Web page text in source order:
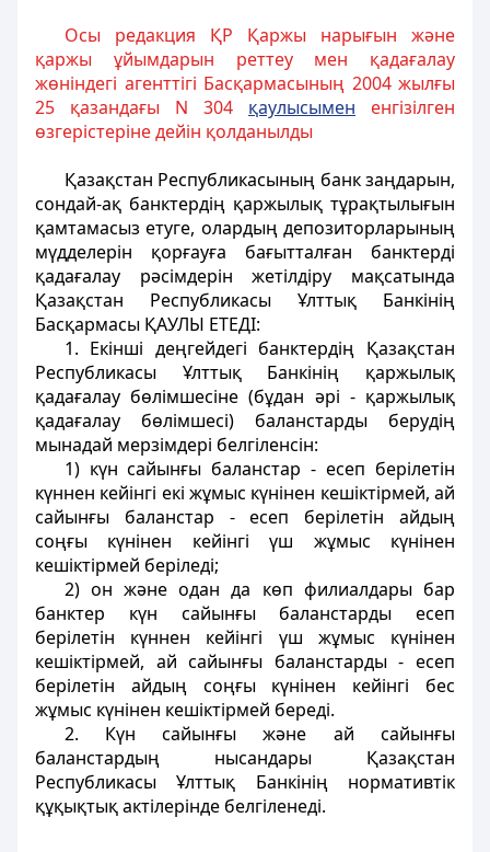
Осы редакция ҚР Қаржы нарығын және
қаржы ұйымдарын реттеу мен қадағалау
жөніндегі агенттігі Басқармасының 2004 жылғы
25 қазандағы N 304 қаулысымен енгізілген
өзгерістеріне дейін қолданылды
Қазақстан Республикасының банк заңдарын,
сондай-ақ банктердің қаржылық тұрақтылығын
қамтамасыз етуге, олардың депозиторларының
мүдделерін қорғауға бағытталған банктерді
қадағалау рәсімдерін жетілдіру мақсатында
Қазақстан Республикасы Ұлттық Банкінің
Басқармасы ҚАУЛЫ ЕТЕДІ:
1. Екінші деңгейдегі банктердің Қазақстан
Республикасы Ұлттық Банкінің қаржылық
қадағалау бөлімшесіне (бұдан әрі - қаржылық
қадағалау бөлімшесі) баланстарды берудің
мынадай мерзімдері белгіленсін:
1) күн сайынғы баланстар - есеп берілетін
күннен кейінгі екі жұмыс күнінен кешіктірмей, ай
сайынғы баланстар - есеп берілетін айдың
соңғы күнінен кейінгі үш жұмыс күнінен
кешіктірмей беріледі;
2) он және одан да көп филиалдары бар
банктер күн сайынғы баланстарды есеп
берілетін күннен кейінгі үш жұмыс күнінен
кешіктірмей, ай сайынғы баланстарды - есеп
берілетін айдың соңғы күнінен кейінгі бес
жұмыс күнінен кешіктірмей береді.
2. Күн сайынғы және ай сайынғы
баланстардың нысандары Қазақстан
Республикасы Ұлттық Банкінің нормативтік
құқықтық актілерінде белгіленеді.